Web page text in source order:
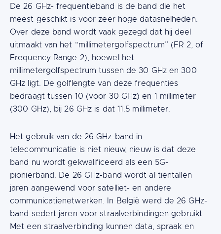
De 26 GHz- frequentieband is de band die het
meest geschikt is voor zeer hoge datasnelheden.
Over deze band wordt vaak gezegd dat hij deel
uitmaakt van het “millimetergolfspectrum” (FR 2, of
Frequency Range 2), hoewel het
millimetergolfspectrum tussen de 30 GHz en 300
GHz ligt. De golflengte van deze frequenties
bedraagt tussen 10 (voor 30 GHz) en 1 millimeter
(300 GHz), bij 26 GHz is dat 11.5 millimeter.
Het gebruik van de 26 GHz-band in
telecommunicatie is niet nieuw, nieuw is dat deze
band nu wordt gekwalificeerd als een 5G-
pionierband. De 26 GHz-band wordt al tientallen
jaren aangewend voor satelliet- en andere
communicatienetwerken. In België werd de 26 GHz-
band sedert jaren voor straalverbindingen gebruikt.
Met een straalverbinding kunnen data, spraak en